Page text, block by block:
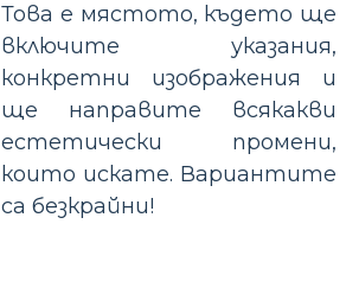
Това е мястото, където ще
включите указания,
конкретни изображения и
ще направите всякакви
естетически промени,
които искате. Вариантите
са безкрайни!